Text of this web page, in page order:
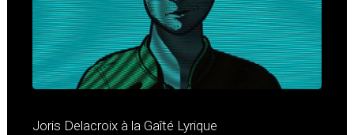
Joris Delacroix à la Gaîté Lyrique